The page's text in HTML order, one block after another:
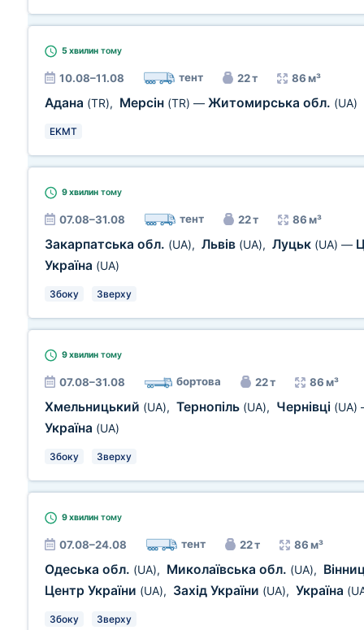
5 хвилин тому
10.08–11.08 тент 22 т 86 м³
Адана (TR), Мерсін (TR) — Житомирська обл. (UA)
EKMT
9 хвилин тому
07.08–31.08 тент 22 т 86 м³
Закарпатська обл. (UA), Львів (UA), Луцьк (UA) —
Україна (UA)
Збоку Зверху
9 хвилин тому
07.08–31.08 бортова 22 т 86 м³
Хмельницький (UA), Тернопіль (UA), Чернівці (UA)
Україна (UA)
Збоку Зверху
9 хвилин тому
07.08–24.08 тент 22 т 86 м³
Одеська обл. (UA), Миколаївська обл. (UA),
Центр України (UA), Захід України (UA), Україна
Збоку Зверху